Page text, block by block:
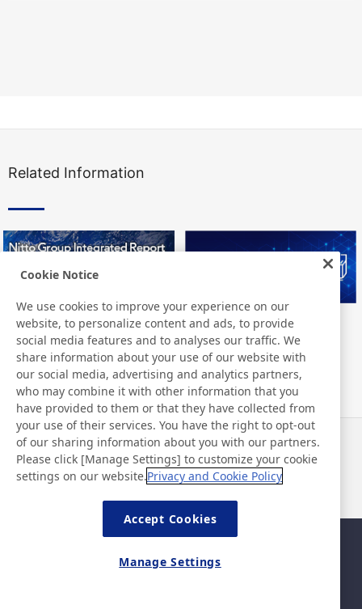
Related Information
Nitto Group Integrated Report Nitto Library
Noticias
Contacto
Preguntas frecuentes
Política de privacidad
Política de seguridad de la
Cookie Notice
We use cookies to improve your experience on our
website, to personalize content and ads, to provide
social media features and to analyses our traffic. We
share information about your use of our website with
our social media, advertising and analytics partners,
who may combine it with other information that you
have provided to them or that they have collected from
your use of their services. You have the right to opt-out
of our sharing information about you with our partners.
Please click [Manage Settings] to customize your cookie
settings on our website.Privacy and Cookie Policy
Accept Cookies
Manage Settings